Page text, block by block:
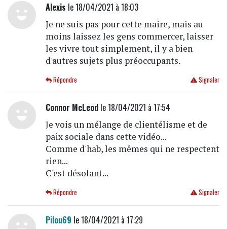
Alexis le 18/04/2021 à 18:03
Je ne suis pas pour cette maire, mais au
moins laissez les gens commercer, laisser
les vivre tout simplement, il y a bien
d'autres sujets plus préoccupants.
Signaler
Répondre
Connor McLeodle 18/04/2021 à 17:54
Je vois un mélange de clientélisme et de
paix sociale dans cette vidéo...
Comme d'hab, les mêmes qui ne respectent
rien...
C'est désolant...
Signaler
Répondre
Pilou69 le 18/04/2021 à 17:29